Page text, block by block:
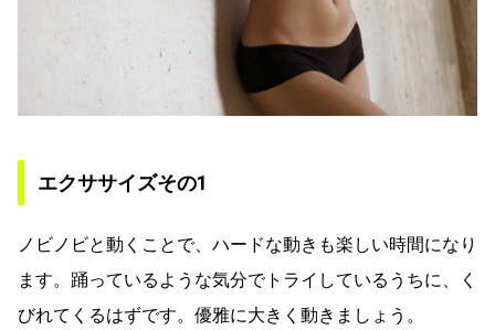
エクササイズその1
ノビノビと動くことで、ハードな動きも楽しい時間になり
ます。踊っているような気分でトライしているうちに、く
びれてくるはずです。優雅に大きく動きましょう。